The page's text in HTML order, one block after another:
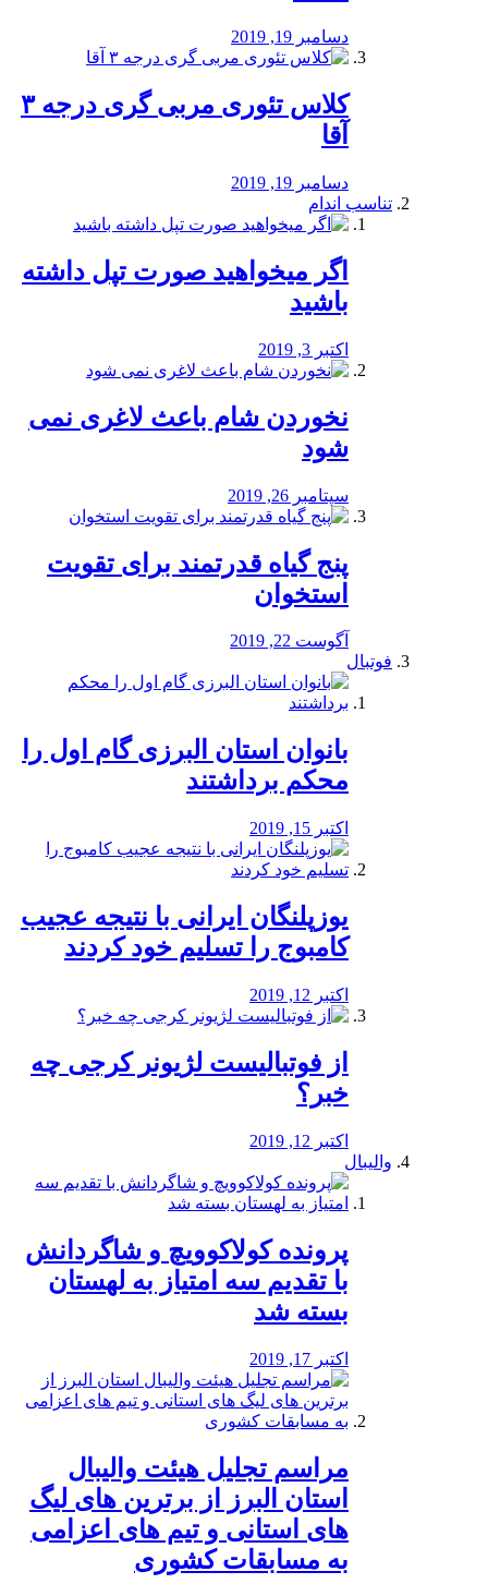
دسامبر 19, 2019
کلاس تئوری مربی گری درجه ۳
آقا
دسامبر 19, 2019
تناسب اندام
اگر میخواهید صورت تپل داشته
باشید
اکتبر 3, 2019
نخوردن شام باعث لاغری نمی
‌شود
سپتامبر 26, 2019
پنج گیاه قدرتمند برای تقویت
استخوان
آگوست 22, 2019
فوتبال
بانوان استان البرزی گام اول را
محكم برداشتند
اکتبر 15, 2019
یوزپلنگان ایرانی با نتیجه عجیب
کامبوج را تسلیم خود کردند
اکتبر 12, 2019
از فوتبالیست لژیونر کرجی چه
خبر؟
اکتبر 12, 2019
والیبال
پرونده کولاکوویچ و شاگردانش
با تقدیم سه امتیاز به لهستان
بسته شد
اکتبر 17, 2019
مراسم تجلیل هیئت والیبال
استان البرز از برترین های لیگ
های استانی و تیم های اعزامی
به مسابقات کشوری